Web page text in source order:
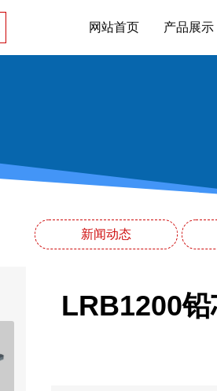
网站首页 产品展示
新闻动态
LRB1200